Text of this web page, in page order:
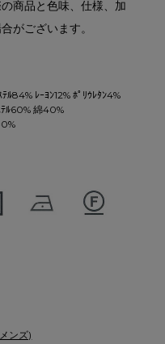
商品と色味、仕様、加
がございます。
ﾙ84% ﾚｰﾖﾝ12% ﾎﾟﾘｳﾚﾀﾝ4%
ﾃﾙ60% 綿40%
ンズ)